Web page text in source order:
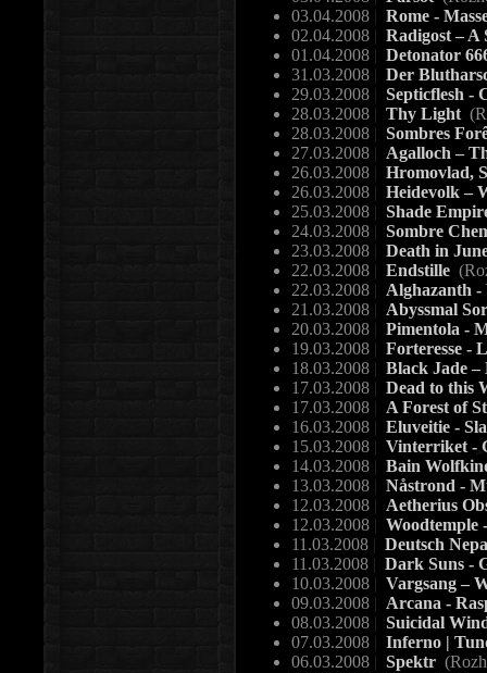
03.04.2008 | Rome -
02.04.2008 | Radigost –
01.04.2008 | Detonator
31.03.2008 | Der
29.03.2008 | Septicflesh -
28.03.2008 | Thy Light
28.03.2008 | Sombres
27.03.2008 | Agalloch –
26.03.2008 | Hromovlad,
26.03.2008 | Heidevolk –
25.03.2008 | Shade
24.03.2008 | Sombre
23.03.2008 | Death in
22.03.2008 | Endstille
22.03.2008 | Alghazanth
21.03.2008 | Abyssmal
20.03.2008 | Pimentola -
19.03.2008 | Forteresse -
18.03.2008 | Black Jade
17.03.2008 | Dead to this
17.03.2008 | A Forest of
16.03.2008 | Eluveitie -
15.03.2008 | Vinterriket -
14.03.2008 | Bain
13.03.2008 | Nåstrond -
12.03.2008 | Aetherius
12.03.2008 |
11.03.2008 | Deutsch
11.03.2008 | Dark Suns -
10.03.2008 | Vargsang –
09.03.2008 | Arcana -
08.03.2008 | Suicidal
07.03.2008 | Inferno |
06.03.2008 | Spektr